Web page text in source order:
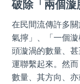
破除「兩個
在民間流傳許多
氣擰」、「一個
頭漩渦的數量、
運聯繫起來。然
數量、其方向、